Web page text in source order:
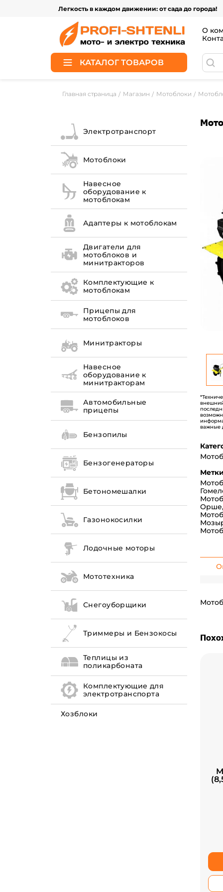
Легкость в каждом движении: от сада до города!
О
КАТАЛОГ ТОВАРОВ
Главная страница Магазин Мотоблоки
Электротранспорт
Мотоблоки
Навесное
оборудование к
мотоблокам
Адаптеры к мотоблокам
Двигатели для
мотоблоков и
минитракторов
Комплектующие к
мотоблокам
Прицепы для
мотоблоков
Минитракторы
Навесное
оборудование к
минитракторам
Автомобильные
прицепы
Бензопилы
Бензогенераторы
Бетономешалки
Газонокосилки
Лодочные моторы
Мототехника
Снегоуборщики
Триммеры и Бензокосы
Теплицы из
поликарбоната
Комплектующие для
электротранспорта
Хозблоки
важные
Орше